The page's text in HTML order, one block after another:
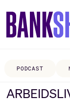
PODCAST